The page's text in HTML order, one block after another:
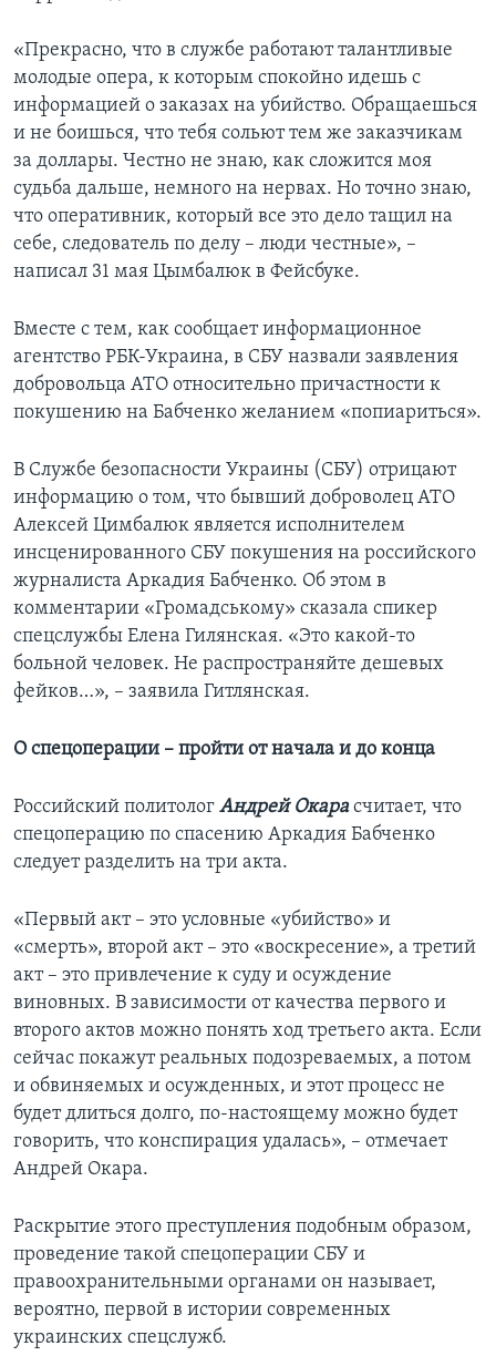
«Прекрасно, что в службе работают талантливые
молодые опера, к которым спокойно идешь с
информацией о заказах на убийство. Обращаешься
и не боишься, что тебя сольют тем же заказчикам
за доллары. Честно не знаю, как сложится моя
судьба дальше, немного на нервах. Но точно знаю,
что оперативник, который все это дело тащил на
себе, следователь по делу – люди честные», –
написал 31 мая Цымбалюк в Фейсбуке.
Вместе с тем, как сообщает информационное
агентство РБК-Украина, в СБУ назвали заявления
добровольца АТО относительно причастности к
покушению на Бабченко желанием «попиариться».
В Службе безопасности Украины (СБУ) отрицают
информацию о том, что бывший доброволец АТО
Алексей Цимбалюк является исполнителем
инсценированного СБУ покушения на российского
журналиста Аркадия Бабченко. Об этом в
комментарии «Громадському» сказала спикер
спецслужбы Елена Гилянская. «Это какой-то
больной человек. Не распространяйте дешевых
фейков…», – заявила Гитлянская.
О спецоперации – пройти от начала и до конца
Российский политолог Андрей Окарасчитает, что
спецоперацию по спасению Аркадия Бабченко
следует разделить на три акта.
«Первый акт – это условные «убийство» и
«смерть», второй акт – это «воскресение», а третий
акт – это привлечение к суду и осуждение
виновных. В зависимости от качества первого и
второго актов можно понять ход третьего акта. Если
сейчас покажут реальных подозреваемых, а потом
и обвиняемых и осужденных, и этот процесс не
будет длиться долго, по-настоящему можно будет
говорить, что конспирация удалась», – отмечает
Андрей Окара.
Раскрытие этого преступления подобным образом,
проведение такой спецоперации СБУ и
правоохранительными органами он называет,
вероятно, первой в истории современных
украинских спецслужб.